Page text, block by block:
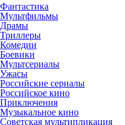
Фантастика
Мультфильмы
Драмы
Триллеры
Комедии
Боевики
Мультсериалы
Ужасы
Российские сериалы
Российское кино
Приключения
Музыкальное кино
Советская мультипликация